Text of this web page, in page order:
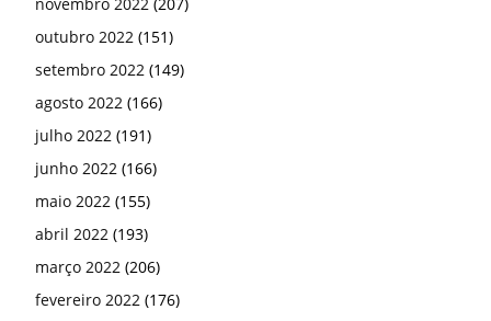
novembro 2022 (207)
outubro 2022 (151)
setembro 2022 (149)
agosto 2022 (166)
julho 2022 (191)
junho 2022 (166)
maio 2022 (155)
abril 2022 (193)
março 2022 (206)
fevereiro 2022 (176)